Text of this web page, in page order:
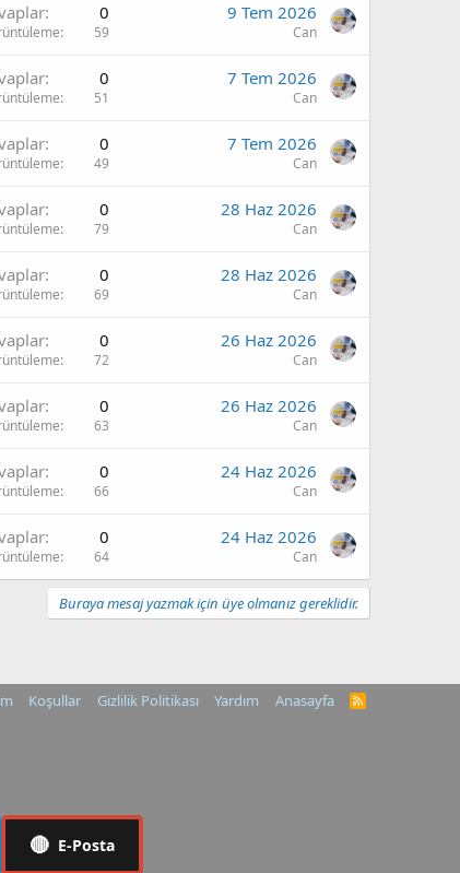
0
59
9 Tem 2026
Can
0
51
7 Tem 2026
Can
0
49
7 Tem 2026
Can
0
79
28 Haz 2026
Can
0
69
28 Haz 2026
Can
0
72
26 Haz 2026
Can
0
63
26 Haz 2026
Can
0
66
24 Haz 2026
Can
0
64
24 Haz 2026
Can
Buraya mesaj yazmak için üye olmanız gereklidir.
Koşullar Gizlilik Politikası Yardım Anasayfa
R
🔴 E-Posta